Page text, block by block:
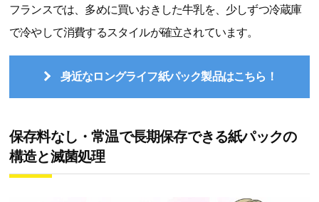
フランスでは、多めに買いおきした牛乳を、少しずつ冷蔵庫
で冷やして消費するスタイルが確立されています。
身近なロングライフ紙パック製品はこちら！
保存料なし・常温で長期保存できる紙パックの
構造と滅菌処理